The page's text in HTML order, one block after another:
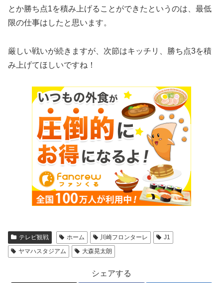
とか勝ち点1を積み上げることができたというのは、最低
限の仕事はしたと思います。
厳しい戦いが続きますが、次節はキッチリ、勝ち点3を積
み上げてほしいですね！
テレビ観戦 ホーム 川崎フロンターレ
J1
ヤマハスタジアム
大森晃太朗
シェアする